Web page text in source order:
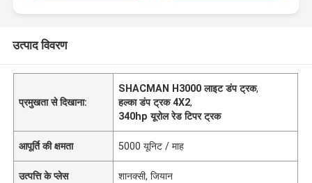
उत्पाद विवरण
प्रमुखता से दिखाना:
SHACMAN H3000 लाइट डंप ट्रक,
हल्का डंप ट्रक 4X2,
340hp यूरोल रेड टिपर ट्रक
आपूर्ति की क्षमता 5000 यूनिट / माह
उत्पत्ति के प्लेस शानक्सी, जियान